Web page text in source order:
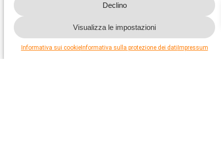
Declino
Visualizza le impostazioni
Informativa sui cookieInformativa sulla protezione dei dati Impressum
Video